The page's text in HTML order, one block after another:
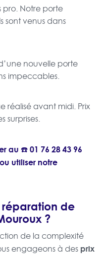
pro. Notre porte
sont venus dans
nouvelle porte
impeccables.
réalisé avant midi. Prix
surprises.
au ☎️01 76 28 43 96
utiliser notre
de
?
de la complexité
engageons à des prix